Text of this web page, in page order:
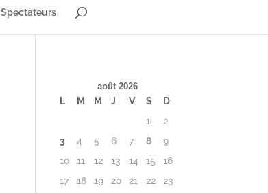
Spectateurs
août 2026
L M M J V S
D
1
2
3
4 5 6 7 8
9
10
11 12 13 14 15
16
17
18 19 20 21 22
23